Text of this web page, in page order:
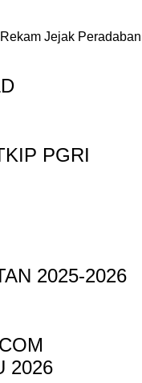
Jejak
PGRI
2025-2026
2026